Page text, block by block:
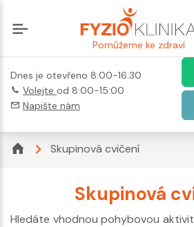
Pomůžeme ke zdraví
Dnes je otevřeno 8:00-16:30
Volejte od 8:00-15:00
Napište nám
Skupinová cvičení
Skupinová
Hledáte vhodnou pohybovou